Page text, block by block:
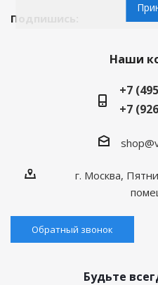
Подпишись:
Наши
+7
+7
г. Москва,
Обратный звонок
Будьте